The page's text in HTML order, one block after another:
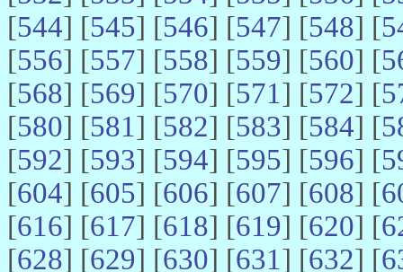
[544] [545] [546] [547] [548] [
[556] [557] [558] [559] [560] [
[568] [569] [570] [571] [572] [
[580] [581] [582] [583] [584] [
[592] [593] [594] [595] [596] [
[604] [605] [606] [607] [608] [
[616] [617] [618] [619] [620] [
[628] [629] [630] [631] [632] [